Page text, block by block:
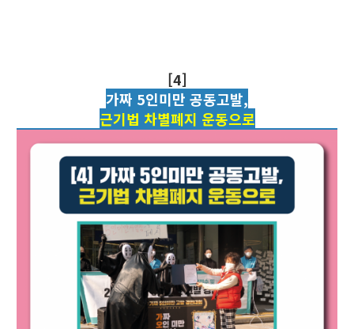
[4]
가짜 5인미만 공동고발,
근기법 차별폐지 운동으로